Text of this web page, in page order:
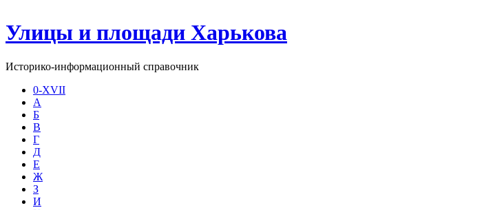
Улицы и площади Харькова
Историко-информационный справочник
0-XVII
А
Б
В
Г
Д
Е
Ж
З
И